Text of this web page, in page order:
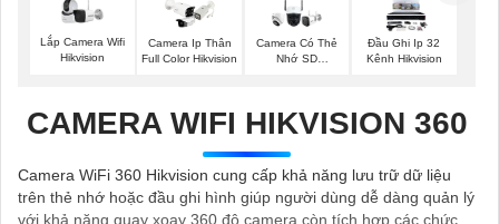
Lắp Camera Wifi
Hikvision
Camera Ip Thân
Full Color Hikvision
Camera Có Thẻ
Nhớ SD
Đầu Ghi Ip 32
Kênh Hikvision
CAMERA WIFI HIKVISION 360
Camera WiFi 360 Hikvision cung cấp khả năng lưu trữ dữ liệu
trên thẻ nhớ hoặc đầu ghi hình giúp người dùng dễ dàng quản lý
với khả năng quay xoay 360 độ camera còn tích hợp các chức